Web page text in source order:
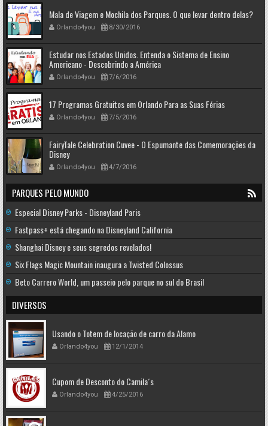
Mala de Viagem e Mochila dos Parques. O que levar dentro delas?
Orlando4you 8/30/2016
Estudar nos Estados Unidos. Entenda o Sistema de Ensino
Americano - Descobrindo a América
Orlando4you 7/6/2016
17 Programas Gratuitos em Orlando Para as Suas Férias
Orlando4you 7/5/2016
FairyTale Celebration Cuvee - O Espumante das Comemorações da
Disney
Orlando4you 4/7/2016
PARQUES PELO MUNDO
Especial Disney Parks - Disneyland Paris
Fastpass+ está chegando na Disneyland California
Shanghai Disney e seus segredos revelados!
Six Flags Magic Mountain inaugura a Twisted Colossus
Beto Carrero World, um passeio pelo parque no sul do Brasil
DIVERSOS
Usando o Totem de locação de carro da Alamo
Orlando4you 12/1/2014
Cupom de Desconto do Camila´s
Orlando4you 4/25/2016